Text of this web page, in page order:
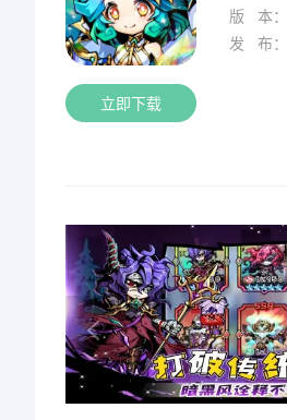
立即下载
版 本：
发 布：